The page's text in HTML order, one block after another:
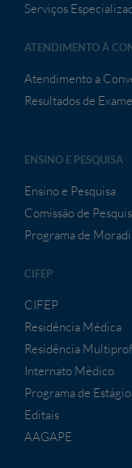
Serviços
ATENDIMENTO À
Atendimento a
Resultados de
ENSINO E PESQUISA
Ensino e Pesquisa
Comissão de
Programa de
CIFEP
CIFEP
Residência Médica
Residência
Internato Médico
Programa de Estágio
Editais
AAGAPE